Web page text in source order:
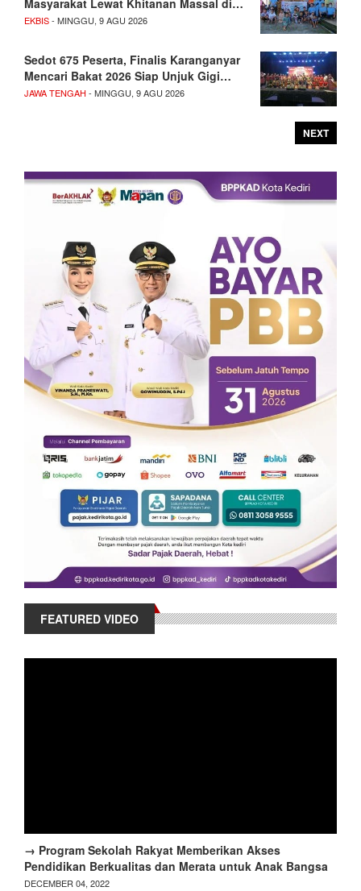
EKBIS- MINGGU, 9 AGU 2026
Sedot 675 Peserta, Finalis Karanganyar
Mencari Bakat 2026 Siap Unjuk Gigi…
JAWA TENGAH - MINGGU, 9 AGU 2026
NEXT
FEATURED VIDEO
→ Program Sekolah Rakyat Memberikan Akses
Pendidikan Berkualitas dan Merata untuk Anak Bangsa
DECEMBER 04, 2022